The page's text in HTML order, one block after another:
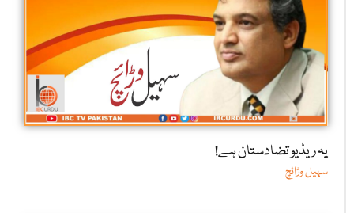
یہ ریڈیو تضادستان ہے!
سہیل وڑائچ